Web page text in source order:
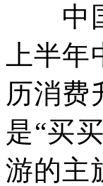
中国
上半
历消费
是“买
游的主